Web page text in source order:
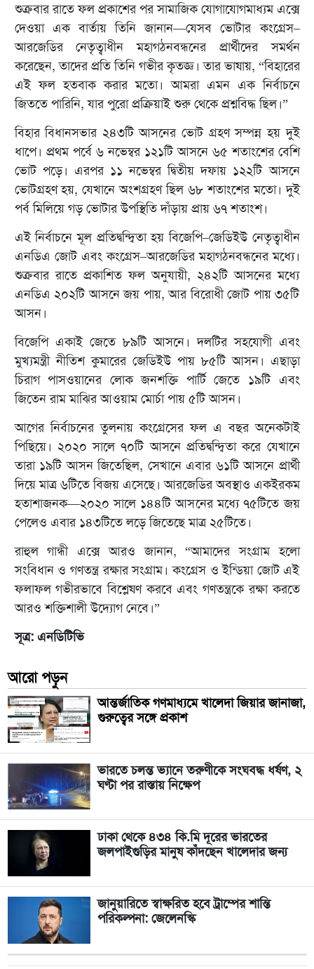
শুক্রবার রাতে ফল প্রকাশের পর সামাজিক যোগাযোগমাধ্যম এক্সে
দেওয়া এক বার্তায় তিনি জানান—যেসব ভোটার কংগ্রেস–
আরজেডির নেতৃত্বাধীন মহাগঠনবন্ধনের প্রার্থীদের সমর্থন
করেছেন, তাদের প্রতি তিনি গভীর কৃতজ্ঞ। তার ভাষায়, “বিহারের
এই ফল হতবাক করার মতো। আমরা এমন এক নির্বাচনে
জিততে পারিনি, যার পুরো প্রক্রিয়াই শুরু থেকে প্রশ্নবিদ্ধ ছিল।”
বিহার বিধানসভার ২৪৩টি আসনের ভোট গ্রহণ সম্পন্ন হয় দুই
ধাপে। প্রথম পর্বে ৬ নভেম্বর ১২১টি আসনে ৬৫ শতাংশের বেশি
ভোট পড়ে। এরপর ১১ নভেম্বর দ্বিতীয় দফায় ১২২টি আসনে
ভোটগ্রহণ হয়, যেখানে অংশগ্রহণ ছিল ৬৮ শতাংশের মতো। দুই
পর্ব মিলিয়ে গড় ভোটার উপস্থিতি দাঁড়ায় প্রায় ৬৭ শতাংশ।
এই নির্বাচনে মূল প্রতিদ্বন্দ্বিতা হয় বিজেপি–জেডিইউ নেতৃত্বাধীন
এনডিএ জোট এবং কংগ্রেস–আরজেডির মহাগঠনবন্ধনের মধ্যে।
শুক্রবার রাতে প্রকাশিত ফল অনুযায়ী, ২৪২টি আসনের মধ্যে
এনডিএ ২০২টি আসনে জয় পায়, আর বিরোধী জোট পায় ৩৫টি
আসন।
বিজেপি একাই জেতে ৮৯টি আসনে। দলটির সহযোগী এবং
মুখ্যমন্ত্রী নীতিশ কুমারের জেডিইউ পায় ৮৫টি আসন। এছাড়া
চিরাগ পাসওয়ানের লোক জনশক্তি পার্টি জেতে ১৯টি এবং
জিতেন রাম মাঝির আওয়াম মোর্চা পায় ৫টি আসন।
আগের নির্বাচনের তুলনায় কংগ্রেসের ফল এ বছর অনেকটাই
পিছিয়ে। ২০২০ সালে ৭০টি আসনে প্রতিদ্বন্দ্বিতা করে যেখানে
তারা ১৯টি আসন জিতেছিল, সেখানে এবার ৬১টি আসনে প্রার্থী
দিয়ে মাত্র ৬টিতে বিজয় এসেছে। আরজেডির অবস্থাও একইরকম
হতাশাজনক—২০২০ সালে ১৪৪টি আসনের মধ্যে ৭৫টিতে জয়
পেলেও এবার ১৪৩টিতে লড়ে জিতেছে মাত্র ২৫টিতে।
রাহুল গান্ধী এক্সে আরও জানান, “আমাদের সংগ্রাম হলো
সংবিধান ও গণতন্ত্র রক্ষার সংগ্রাম। কংগ্রেস ও ইন্ডিয়া জোট এই
ফলাফল গভীরভাবে বিশ্লেষণ করবে এবং গণতন্ত্রকে রক্ষা করতে
আরও শক্তিশালী উদ্যোগ নেবে।”
সূত্র: এনডিটিভি
আরো পড়ুন
আন্তর্জাতিক গণমাধ্যমে খালেদা জিয়ার জানাজা,
গুরুত্বের সঙ্গে প্রকাশ
ভারতে চলন্ত ভ্যানে তরুণীকে সংঘবদ্ধ ধর্ষণ, ২
ঘণ্টা পর রাস্তায় নিক্ষেপ
ঢাকা থেকে ৪৩৪ কি.মি দূরের ভারতের
জলপাইগুড়ির মানুষ কাঁদছেন খালেদার জন্য
জানুয়ারিতে স্বাক্ষরিত হবে ট্রাম্পের শান্তি
পরিকল্পনা: জেলেনস্কি